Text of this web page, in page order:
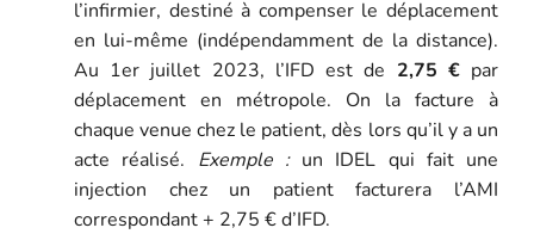
l’infirmier, destiné à compenser le déplacement
en lui-même (indépendamment de la distance).
Au 1er juillet 2023, l’IFD est de 2,75 € par
déplacement en métropole. On la facture à
chaque venue chez le patient, dès lors qu’il y a un
acte réalisé. Exemple :un IDEL qui fait une
injection chez un patient facturera l’AMI
correspondant + 2,75 € d’IFD.